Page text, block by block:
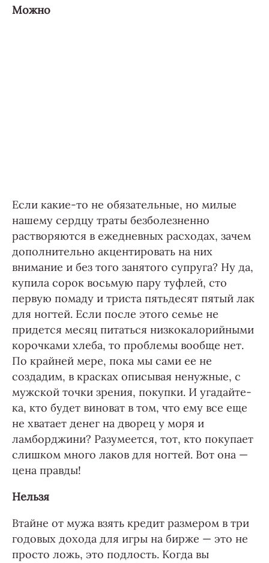
Можно
Если какие-то не обязательные, но милые
нашему сердцу траты безболезненно
растворяются в ежедневных расходах, зачем
дополнительно акцентировать на них
внимание и без того занятого супруга? Ну да,
купила сорок восьмую пару туфлей, сто
первую помаду и триста пятьдесят пятый лак
для ногтей. Если после этого семье не
придется месяц питаться низкокалорийными
корочками хлеба, то проблемы вообще нет.
По крайней мере, пока мы сами ее не
создадим, в красках описывая ненужные, с
мужской точки зрения, покупки. И угадайте-
ка, кто будет виноват в том, что ему все еще
не хватает денег на дворец у моря и
ламборджини? Разумеется, тот, кто покупает
слишком много лаков для ногтей. Вот она —
цена правды!
Нельзя
Втайне от мужа взять кредит размером в три
годовых дохода для игры на бирже — это не
просто ложь, это подлость. Когда вы